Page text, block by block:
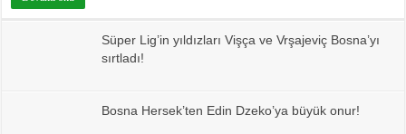
Süper Lig’in yıldızları Vişça ve Vrşajeviç Bosna’yı
sırtladı!
Bosna Hersek’ten Edin Dzeko’ya büyük onur!